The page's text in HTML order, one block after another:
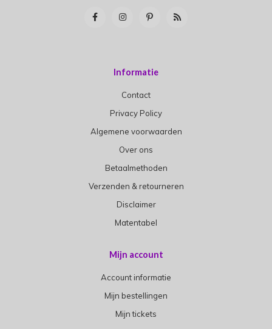
Informatie
Contact
Privacy Policy
Algemene voorwaarden
Over ons
Betaalmethoden
Verzenden & retourneren
Disclaimer
Matentabel
Mijn account
Account informatie
Mijn bestellingen
Mijn tickets